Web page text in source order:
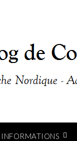
INFORMATIONS